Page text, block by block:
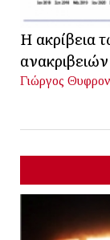
Η ακρίβεια
Γιώργος